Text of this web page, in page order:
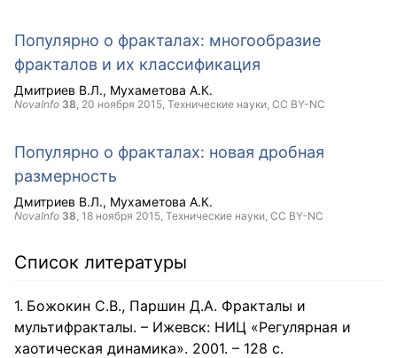
Популярно о фракталах: многообразие
фракталов и их классификация
Дмитриев В.Л. Мухаметова А.К.
NovaInfo 38 20 ноября 2015 , Технические науки, CC BY-NC
Популярно о фракталах: новая дробная
размерность
Дмитриев В.Л. Мухаметова А.К.
NovaInfo 38 18 ноября 2015 , Технические науки, CC BY-NC
Список литературы
Божокин С.В., Паршин Д.А. Фракталы и
мультифракталы. – Ижевск: НИЦ «Регулярная и
хаотическая динамика». 2001. – 128 с.